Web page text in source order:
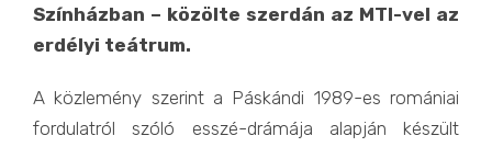
Színházban – közölte szerdán az MTI-vel az
erdélyi teátrum.
A közlemény szerint a Páskándi 1989-es romániai
fordulatról szóló esszé-drámája alapján készült